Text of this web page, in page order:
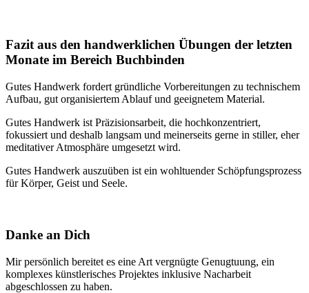
Fazit aus den handwerklichen Übungen der letzten
Monate im Bereich Buchbinden
Gutes Handwerk fordert gründliche Vorbereitungen zu technischem
Aufbau, gut organisiertem Ablauf und geeignetem Material.
Gutes Handwerk ist Präzisionsarbeit, die hochkonzentriert,
fokussiert und deshalb langsam und meinerseits gerne in stiller, eher
meditativer Atmosphäre umgesetzt wird.
Gutes Handwerk auszuüben ist ein wohltuender Schöpfungsprozess
für Körper, Geist und Seele.
Danke an Dich
Mir persönlich bereitet es eine Art vergnügte Genugtuung, ein
komplexes künstlerisches Projektes inklusive Nacharbeit
abgeschlossen zu haben.